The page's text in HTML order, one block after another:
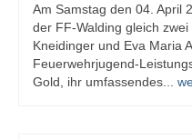
Am Samstag den 04. April
der FF-Walding gleich
Kneidinger und Eva Maria
Feuerwehrjugend-
Gold, ihr umfassendes...